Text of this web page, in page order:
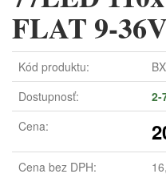
FLAT 9-
Kód produktu:
Dostupnosť:
2-
Cena:
Cena bez DPH: